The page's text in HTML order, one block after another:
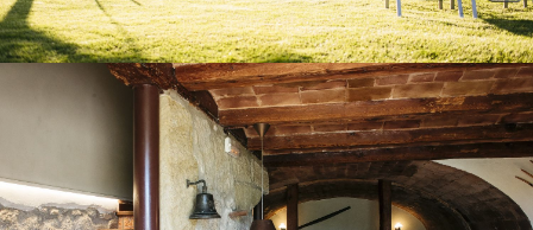
ENTRADA ANTIGA